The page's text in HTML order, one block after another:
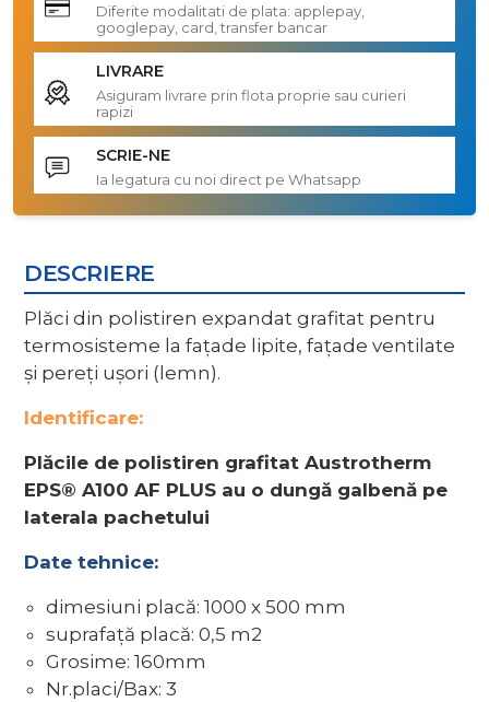
Diferite modalitati de plata: applepay,
googlepay, card, transfer bancar
LIVRARE
Asiguram livrare prin flota proprie sau curieri
rapizi
SCRIE-NE
Ia legatura cu noi direct pe Whatsapp
DESCRIERE
Plăci din polistiren expandat grafitat pentru
termosisteme la faţade lipite, faţade ventilate
şi pereţi uşori (lemn).
Identificare:
Plăcile de polistiren grafitat Austrotherm
EPS® A100 AF PLUS au o dungă galbenă pe
laterala pachetului
Date tehnice:
dimesiuni placă: 1000 x 500 mm
suprafaţă placă: 0,5 m2
Grosime: 160mm
Nr.placi/Bax: 3